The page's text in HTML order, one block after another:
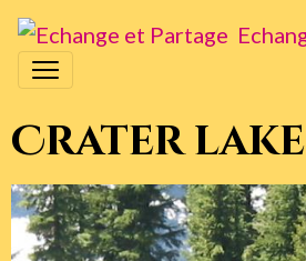
Crater lake